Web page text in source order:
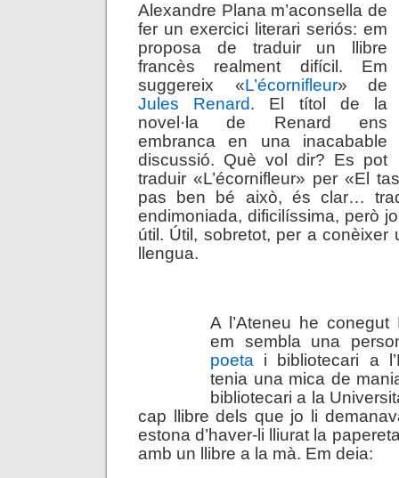
Alexandre Plana m’aconsella de
fer un exercici literari seriós: em
proposa de traduir un llibre
francès realment difícil. Em
suggereix «L’écornifleur» de
Jules Renard. El títol de la
novel·la de Renard ens
embranca en una inacabable
discussió. Què vol dir? Es pot
traduir «L’écornifleur» per «El
pas ben bé això, és clar…
endimoniada, dificilíssima, però
útil. Útil, sobretot, per a conèixer
llengua.
A l’Ateneu he conegut
em sembla una
poeta i bibliotecari a
tenia una mica de
bibliotecari a la
cap llibre dels que jo li
estona d’haver-li lliurat la
amb un llibre a la mà. Em deia: